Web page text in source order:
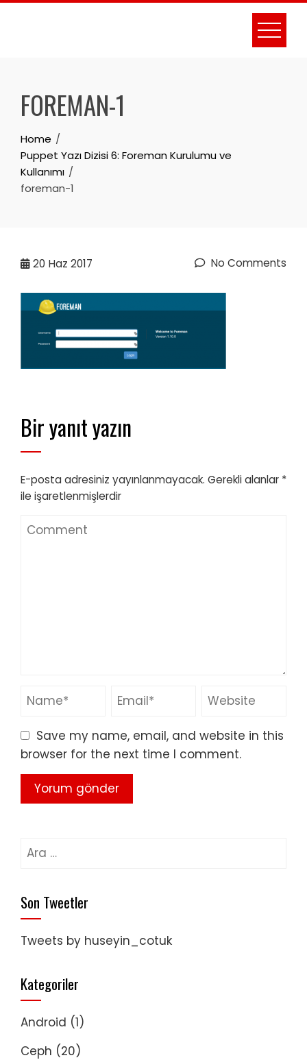
Skip
FOREMAN-1
Home
Puppet Yazı Dizisi 6: Foreman Kurulumu ve
Kullanımı
foreman-1
20 Haz 2017 No Comments
Bir yanıt yazın
E-posta adresiniz yayınlanmayacak. Gerekli alanlar *
ile işaretlenmişlerdir
Save my name, email, and website in this
browser for the next time I comment.
Arama:
Son Tweetler
Tweets by huseyin_cotuk
Kategoriler
Android (1)
Ceph (20)